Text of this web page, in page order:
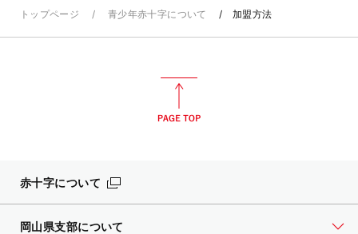
トップページ 青少年赤十字について 加盟方法
赤十字について
岡山県支部について